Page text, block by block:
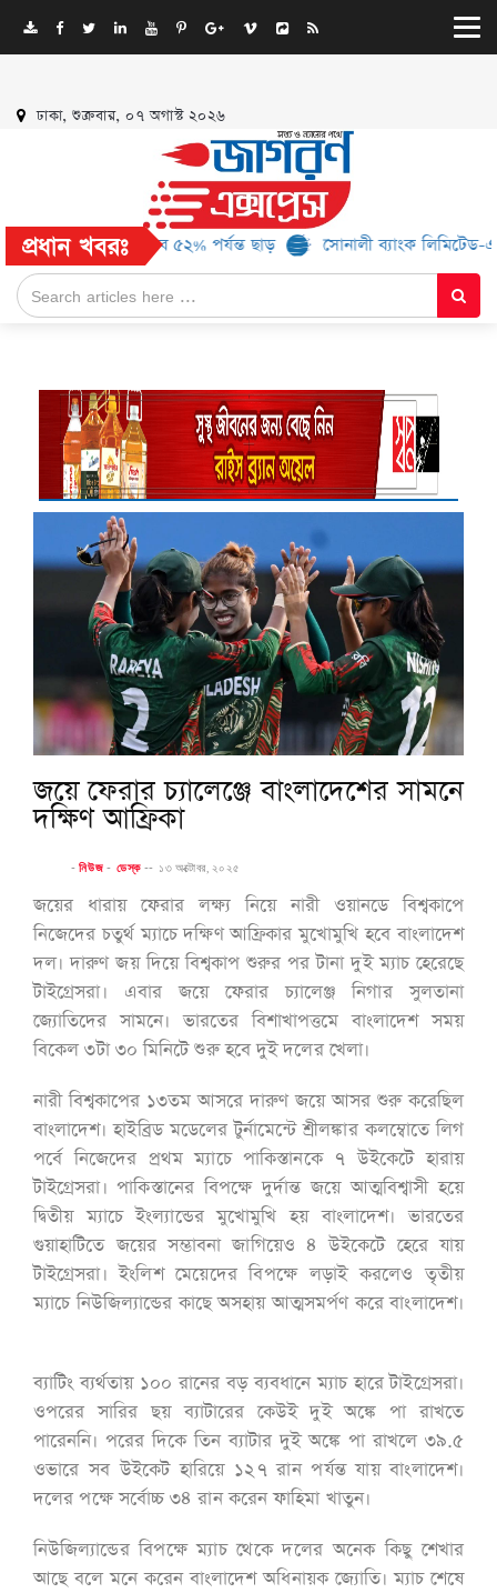
ঢাকা, শুক্রবার, ০৭ অগাস্ট ২০২৬
প্রধান খবরঃ
মিলবে ৫২% পর্যন্ত ছাড় সোনালী ব্যাংক লিমিটেড-এর ‘কৃষক
জয়ে ফেরার চ্যালেঞ্জে বাংলাদেশের সামনে
দক্ষিণ আফ্রিকা
-নিউজ - ডেস্ক -- ১৩ অক্টোবর, ২০২৫
জয়ের ধারায় ফেরার লক্ষ্য নিয়ে নারী ওয়ানডে বিশ্বকাপে
নিজেদের চতুর্থ ম্যাচে দক্ষিণ আফ্রিকার মুখোমুখি হবে বাংলাদেশ
দল। দারুণ জয় দিয়ে বিশ্বকাপ শুরুর পর টানা দুই ম্যাচ হেরেছে
টাইগ্রেসরা। এবার জয়ে ফেরার চ্যালেঞ্জ নিগার সুলতানা
জ্যোতিদের সামনে। ভারতের বিশাখাপত্তমে বাংলাদেশ সময়
বিকেল ৩টা ৩০ মিনিটে শুরু হবে দুই দলের খেলা।
নারী বিশ্বকাপের ১৩তম আসরে দারুণ জয়ে আসর শুরু করেছিল
বাংলাদেশ। হাইব্রিড মডেলের টুর্নামেন্টে শ্রীলঙ্কার কলম্বোতে লিগ
পর্বে নিজেদের প্রথম ম্যাচে পাকিস্তানকে ৭ উইকেটে হারায়
টাইগ্রেসরা। পাকিস্তানের বিপক্ষে দুর্দান্ত জয়ে আত্মবিশ্বাসী হয়ে
দ্বিতীয় ম্যাচে ইংল্যান্ডের মুখোমুখি হয় বাংলাদেশ। ভারতের
গুয়াহাটিতে জয়ের সম্ভাবনা জাগিয়েও ৪ উইকেটে হেরে যায়
টাইগ্রেসরা। ইংলিশ মেয়েদের বিপক্ষে লড়াই করলেও তৃতীয়
ম্যাচে নিউজিল্যান্ডের কাছে অসহায় আত্মসমর্পণ করে বাংলাদেশ।
ব্যাটিং ব্যর্থতায় ১০০ রানের বড় ব্যবধানে ম্যাচ হারে টাইগ্রেসরা।
ওপরের সারির ছয় ব্যাটারের কেউই দুই অঙ্কে পা রাখতে
পারেননি। পরের দিকে তিন ব্যাটার দুই অঙ্কে পা রাখলে ৩৯.৫
ওভারে সব উইকেট হারিয়ে ১২৭ রান পর্যন্ত যায় বাংলাদেশ।
দলের পক্ষে সর্বোচ্চ ৩৪ রান করেন ফাহিমা খাতুন।
নিউজিল্যান্ডের বিপক্ষে ম্যাচ থেকে দলের অনেক কিছু শেখার
আছে বলে মনে করেন বাংলাদেশ অধিনায়ক জ্যোতি। ম্যাচ শেষে